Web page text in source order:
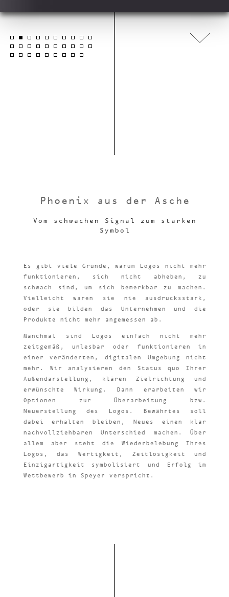
Phoenix aus der Asche
Vom schwachen Signal zum starken
Symbol
Es gibt viele Gründe, warum Logos nicht mehr
funktionieren, sich nicht abheben, zu
schwach sind, um sich bemerkbar zu machen.
Vielleicht waren sie nie ausdrucksstark,
oder sie bilden das Unternehmen und die
Produkte nicht mehr angemessen ab.
Manchmal sind Logos einfach nicht mehr
zeitgemäß, unlesbar oder funktionieren in
einer veränderten, digitalen Umgebung nicht
mehr. Wir analysieren den Status quo Ihrer
Außendarstellung, klären Zielrichtung und
erwünschte Wirkung. Dann erarbeiten wir
Optionen zur Überarbeitung bzw.
Neuerstellung des Logos. Bewährtes soll
dabei erhalten bleiben, Neues einen klar
nachvollziehbaren Unterschied machen. Über
allem aber steht die Wiederbelebung Ihres
Logos, das Wertigkeit, Zeitlosigkeit und
Einzigartigkeit symbolisiert und Erfolg im
Wettbewerb in Speyer verspricht.